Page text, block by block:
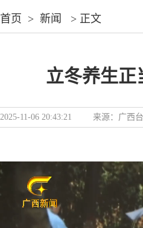
首页 > 新闻 > 正文
立冬养生正
2025-11-06 20:43:21 来源： 广西